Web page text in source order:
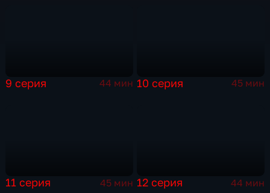
9 серия 44 мин 10 серия 45 мин
11 серия 45 мин 12 серия 44 мин